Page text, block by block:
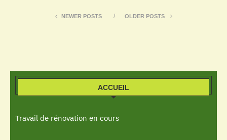
NEWER POSTS OLDER POSTS
ACCUEIL
Travail de rénovation en cours